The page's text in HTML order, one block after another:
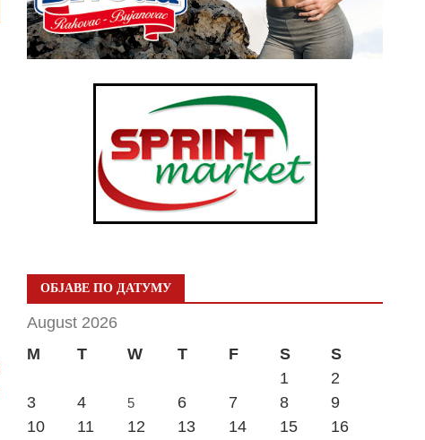
ОБЈАВЕ ПО ДАТУМУ
August 2026
M
T W T F S
S
1
2
3
4 5 6 7 8
9
10
11 12 13 14 15
16